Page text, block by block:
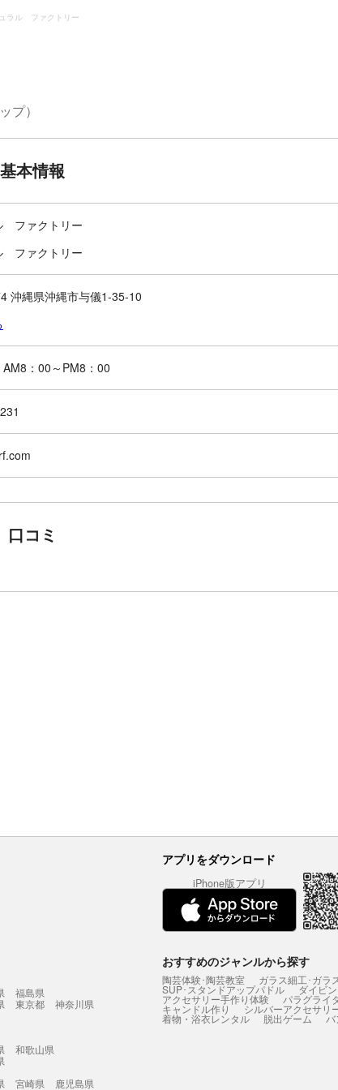
ラル ファクトリー
プ）
基本情報
ファクトリー
ファクトリー
沖縄県沖縄市与儀1-35-10
口コミ
アプリをダウンロード
iPhone版アプリ
福島県
東京都
神奈川県
和歌山県
宮崎県
鹿児島県
おすすめのジャンルから探す
陶芸体験･陶芸教室 ガラス細工･ガラ
SUP･スタンドアップパドル ダイビ
アクセサリー手作り体験 パラグライ
キャンドル作り シルバーアクセサリ
着物・浴衣レンタル 脱出ゲーム バ